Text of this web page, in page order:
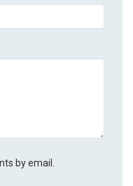
by email.